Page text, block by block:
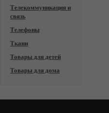
Телекоммуникация и
связь
Телефоны
Ткани
Товары для детей
Товары для дома